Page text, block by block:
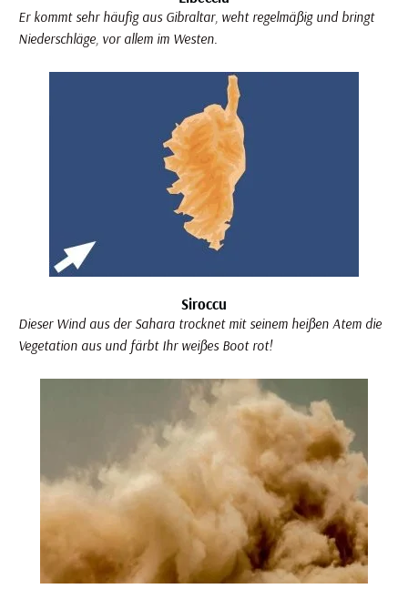
Er kommt sehr häufig aus Gibraltar, weht regelmäßig und bringt
Niederschläge, vor allem im Westen.
Siroccu
Dieser Wind aus der Sahara trocknet mit seinem heißen Atem die
Vegetation aus und färbt Ihr weißes Boot rot!